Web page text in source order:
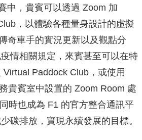
中，貴賓可以透過 Zoom 加
，以體驗各種量身設計的虛擬
奇車手的實況更新以及觀點分
情相關規定，來賓甚至可以在特
Paddock Club，或使用
貴賓室中設置的 Zoom Room 處
時也成為 F1 的官方整合通訊平
碳排放，實現永續發展的目標。